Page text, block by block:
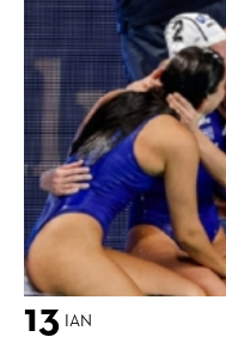
13 ΙΑΝ